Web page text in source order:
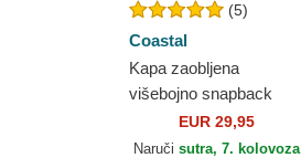
(5)
Coastal
Kapa zaobljena
višebojno snapback
Just Glide Smooth And
Slow HFT Coastal
EUR 29,95
Naruči sutra, 7. kolovoza